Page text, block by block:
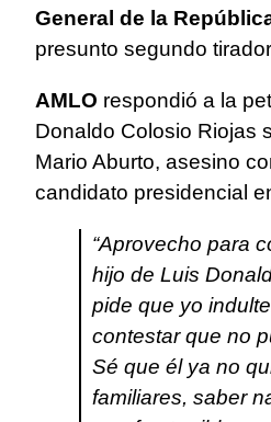
General de la
presunto segundo
AMLO respondió a la
Donaldo Colosio Riojas
Mario Aburto, asesino
candidato presidencial
“Aprovecho para
hijo de Luis
pide que yo
contestar que no
Sé que él ya no
familiares, saber